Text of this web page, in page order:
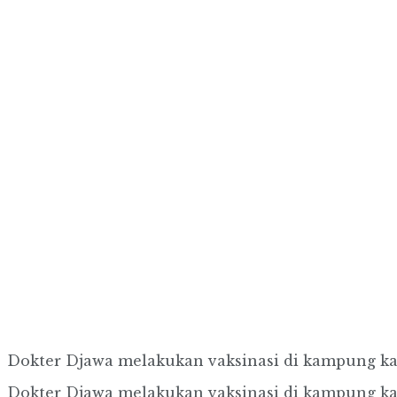
Dokter Djawa melakukan vaksinasi di kampung
Dokter Djawa melakukan vaksinasi di kampung